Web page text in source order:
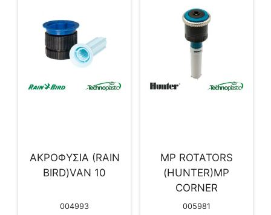
ΑΚΡΟΦΥΣΙΑ (RAIN
BIRD)VAN 10
004993
MP ROTATORS
(HUNTER)MP
CORNER
005981